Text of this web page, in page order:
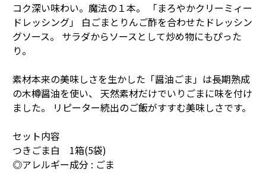
コク深い味わい。魔法の１本。 「まろやかクリーミィー
ドレッシング」 白ごまとりんご酢を合わせたドレッシン
グソース。 サラダからソースとして炒め物にもぴった
り。
素材本来の美味しさを生かした「醤油ごま」は長期熟成
の木樽醤油を使い、 天然素材だけでいりごまに味を付け
ました。 リピーター続出のご飯がすすむ美味しさです。
セット内容
つきごま白 1箱(5袋)
◎アレルギー成分 : ごま